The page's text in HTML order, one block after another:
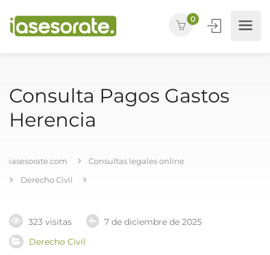
0
Consulta Pagos Gastos
Herencia
iasesorate.com
Consultas legales online
Derecho Civil
323 visitas
7 de diciembre de 2025
Derecho Civil